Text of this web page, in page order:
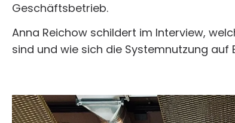
Geschäftsbetrieb.
Anna Reichow schildert im Interview,
sind und wie sich die Systemnutzung auf